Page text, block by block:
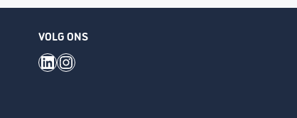
VOLG ONS
LinkedIn
Instagram